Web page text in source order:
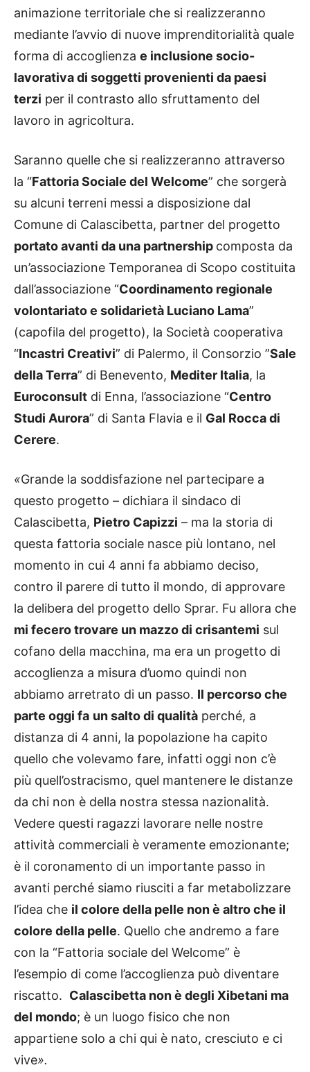
animazione territoriale che si realizzeranno
mediante l’avvio di nuove imprenditorialità quale
forma di accoglienza e inclusione socio-
lavorativa di soggetti provenienti da paesi
terzi per il contrasto allo sfruttamento del
lavoro in agricoltura.
Saranno quelle che si realizzeranno attraverso
la “Fattoria Sociale del Welcome” che sorgerà
su alcuni terreni messi a disposizione dal
Comune di Calascibetta, partner del progetto
portato avanti da una partnership composta da
un’associazione Temporanea di Scopo costituita
dall’associazione “Coordinamento regionale
volontariato e solidarietà Luciano Lama”
(capofila del progetto), la Società cooperativa
“Incastri Creativi” di Palermo, il Consorzio ”Sale
della Terra” di Benevento, Mediter Italia, la
Euroconsult di Enna, l’associazione “Centro
Studi Aurora” di Santa Flavia e il Gal Rocca di
Cerere.
«Grande la soddisfazione nel partecipare a
questo progetto – dichiara il sindaco di
Calascibetta, Pietro Capizzi – ma la storia di
questa fattoria sociale nasce più lontano, nel
momento in cui 4 anni fa abbiamo deciso,
contro il parere di tutto il mondo, di approvare
la delibera del progetto dello Sprar. Fu allora che
mi fecero trovare un mazzo di crisantemi sul
cofano della macchina, ma era un progetto di
accoglienza a misura d’uomo quindi non
abbiamo arretrato di un passo. Il percorso che
parte oggi fa un salto di qualità perché, a
distanza di 4 anni, la popolazione ha capito
quello che volevamo fare, infatti oggi non c’è
più quell’ostracismo, quel mantenere le distanze
da chi non è della nostra stessa nazionalità.
Vedere questi ragazzi lavorare nelle nostre
attività commerciali è veramente emozionante;
è il coronamento di un importante passo in
avanti perché siamo riusciti a far metabolizzare
l’idea che il colore della pelle non è altro che il
colore della pelle. Quello che andremo a fare
con la “Fattoria sociale del Welcome” è
l’esempio di come l’accoglienza può diventare
riscatto. Calascibetta non è degli Xibetani ma
del mondo; è un luogo fisico che non
appartiene solo a chi qui è nato, cresciuto e ci
vive».